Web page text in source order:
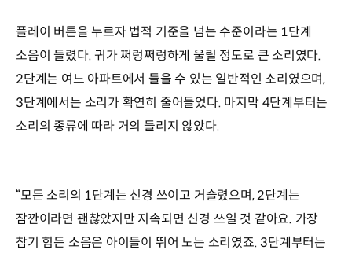
플레이 버튼을 누르자 법적 기준을 넘는 수준이라는 1단계
소음이 들렸다. 귀가 쩌렁쩌렁하게 울릴 정도로 큰 소리였다.
2단계는 여느 아파트에서 들을 수 있는 일반적인 소리였으며,
3단계에서는 소리가 확연히 줄어들었다. 마지막 4단계부터는
소리의 종류에 따라 거의 들리지 않았다.
“모든 소리의 1단계는 신경 쓰이고 거슬렸으며, 2단계는
잠깐이라면 괜찮았지만 지속되면 신경 쓰일 것 같아요. 가장
참기 힘든 소음은 아이들이 뛰어 노는 소리였죠. 3단계부터는